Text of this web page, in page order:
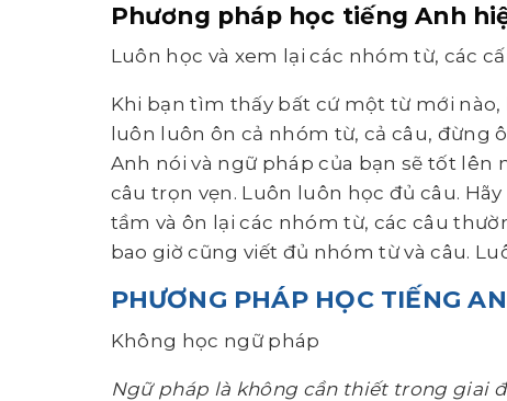
Phương pháp học tiếng Anh
Luôn học và xem lại các nhóm từ, các
Khi bạn tìm thấy bất cứ một từ mới nào,
luôn luôn ôn cả nhóm từ, cả câu, đừng
Anh nói và ngữ pháp của bạn sẽ tốt lên
câu trọn vẹn. Luôn luôn học đủ câu.
tầm và ôn lại các nhóm từ, các câu
bao giờ cũng viết đủ nhóm từ và câu.
PHƯƠNG PHÁP HỌC TIẾNG
Không học ngữ pháp
Ngữ pháp là không cần thiết trong giai